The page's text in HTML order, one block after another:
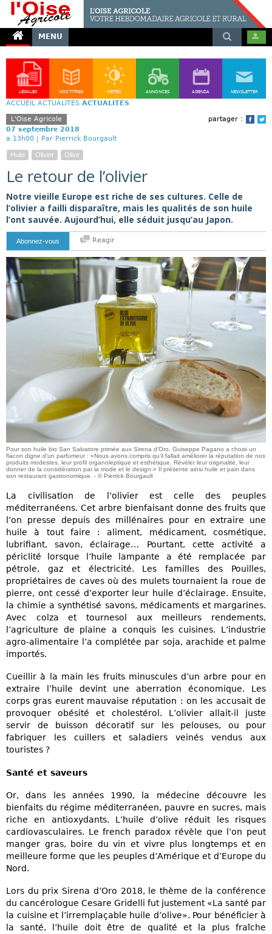
MENU
LÉGALES NOS TITRES MÉTÉO ANNONCES AGENDA NEWSLETTER
ACCUEIL ACTUALITÉS ACTUALITÉS
partager :
L'Oise Agricole
07 septembre 2018
a 13h00 | Par Pierrick Bourgault
Huile Olivier Olive
Le retour de l’olivier
Notre vieille Europe est riche de ses cultures. Celle de
l’olivier a failli disparaître, mais les qualités de son huile
l’ont sauvée. Aujourd’hui, elle séduit jusqu’au Japon.
Abonnez-vous Reagir
Pour son huile bio San Salvatore primée aux Sirena d’Oro, Guiseppe Pagano a choisi un
flacon digne d’un parfumeur : «Nous avons compris qu’il fallait améliorer la réputation de nos
produits modestes, leur profil organoleptique et esthétique. Révéler leur originalité, leur
donner de la considération par la mode et le design.» Il présente ainsi huile et pain dans
son restaurant gastronomique. - © Pierrick Bourgault
La civilisation de l’olivier est celle des peuples
méditerranéens. Cet arbre bienfaisant donne des fruits que
l’on presse depuis des millénaires pour en extraire une
huile à tout faire : aliment, médicament, cosmétique,
lubrifiant, savon, éclairage… Pourtant, cette activité a
périclité lorsque l’huile lampante a été remplacée par
pétrole, gaz et électricité. Les familles des Pouilles,
propriétaires de caves où des mulets tournaient la roue de
pierre, ont cessé d’exporter leur huile d’éclairage. Ensuite,
la chimie a synthétisé savons, médicaments et margarines.
Avec colza et tournesol aux meilleurs rendements,
l’agriculture de plaine a conquis les cuisines. L’industrie
agro-alimentaire l’a complétée par soja, arachide et palme
importés.
Cueillir à la main les fruits minuscules d’un arbre pour en
extraire l’huile devint une aberration économique. Les
corps gras eurent mauvaise réputation : on les accusait de
provoquer obésité et cholestérol. L’olivier allait-il juste
servir de buisson décoratif sur les pelouses, ou pour
fabriquer les cuillers et saladiers veinés vendus aux
touristes ?
Santé et saveurs
Or, dans les années 1990, la médecine découvre les
bienfaits du régime méditerranéen, pauvre en sucres, mais
riche en antioxydants. L’huile d’olive réduit les risques
cardiovasculaires. Le french paradox révèle que l’on peut
manger gras, boire du vin et vivre plus longtemps et en
meilleure forme que les peuples d’Amérique et d’Europe du
Nord.
Lors du prix Sirena d’Oro 2018, le thème de la conférence
du cancérologue Cesare Gridelli fut justement «La santé par
la cuisine et l’irremplaçable huile d’olive». Pour bénéficier à
la santé, l’huile doit être de qualité et la plus fraîche